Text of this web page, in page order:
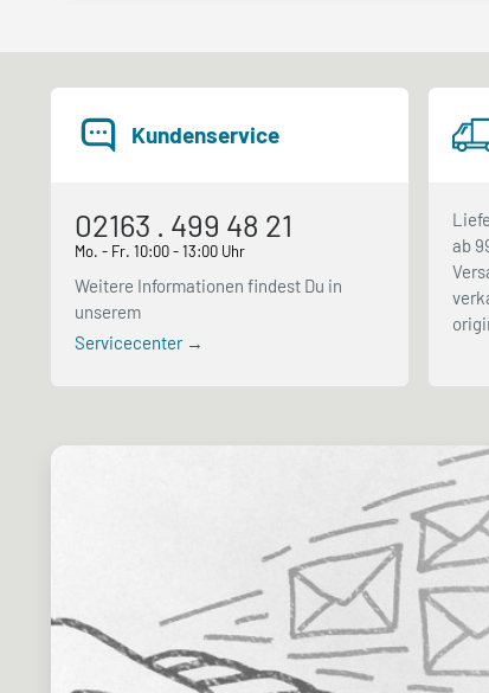
Kundenservice
02163 . 499 48 21
Mo. - Fr. 10:00 - 13:00 Uhr
Weitere Informationen findest Du in
unserem
Servicecenter →
ab